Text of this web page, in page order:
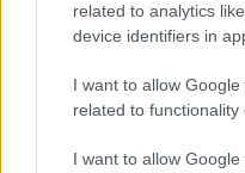
related to analytics
device identifiers in
I want to allow
related to functionality
I want to allow